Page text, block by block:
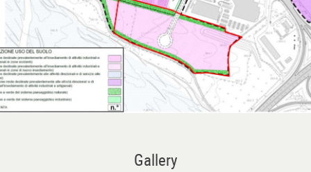
Gallery